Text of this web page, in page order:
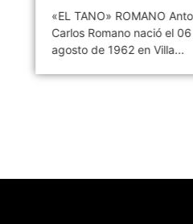
«EL TANO» ROMANO
Carlos Romano nació el 06
agosto de 1962 en Villa...